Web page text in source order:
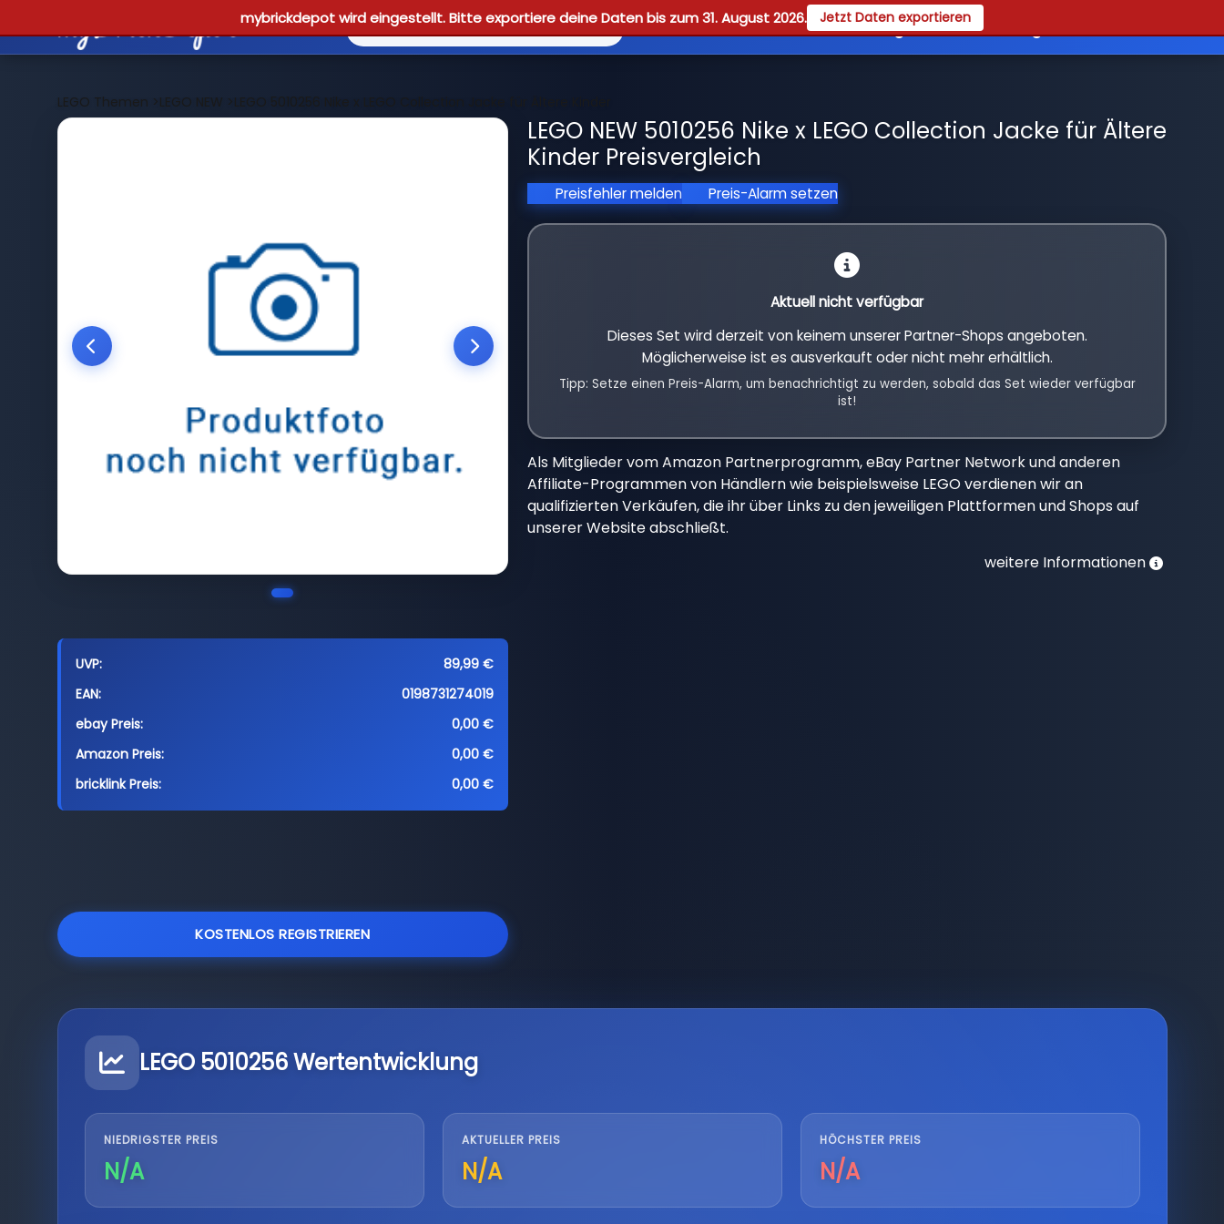
mybrickdepot wird eingestellt. Bitte exportiere deine Daten bis zum 31. August 2026. Jetzt Daten exportieren
Reviews Guides Registrieren
LEGO Themen >LEGO NEW >LEGO 5010256 Nike x LEGO Collection Jacke für Ältere Kinder
UVP:
89,99 €
EAN:
0198731274019
ebay Preis:
0,00 €
Amazon Preis:
0,00 €
bricklink Preis:
0,00 €
KOSTENLOS REGISTRIEREN
LEGO NEW 5010256 Nike x LEGO Collection Jacke für Ältere
Kinder Preisvergleich
Preisfehler melden Preis-Alarm setzen
Aktuell nicht verfügbar
Dieses Set wird derzeit von keinem unserer Partner-Shops angeboten.
Möglicherweise ist es ausverkauft oder nicht mehr erhältlich.
Tipp: Setze einen Preis-Alarm, um benachrichtigt zu werden, sobald das Set wieder verfügbar
ist!
Als Mitglieder vom Amazon Partnerprogramm, eBay Partner Network und anderen
Affiliate-Programmen von Händlern wie beispielsweise LEGO verdienen wir an
qualifizierten Verkäufen, die ihr über Links zu den jeweiligen Plattformen und Shops auf
unserer Website abschließt.
weitere Informationen
LEGO 5010256 Wertentwicklung
NIEDRIGSTER PREIS
N/A
AKTUELLER PREIS
N/A
HÖCHSTER PREIS
N/A